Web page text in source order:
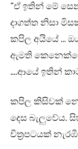
“ඒ ඉතින් මේ
දාගත්ත නිසා
කපිල අයියේ …
ඇමති
….ආයේ ඉතින්
කපිල කිසිවක්
දෙස බැලුවේය.
චිත්‍රපටයක්